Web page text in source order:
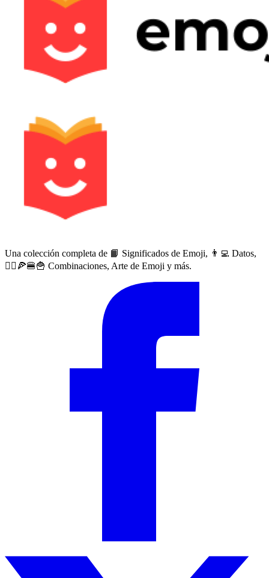
Una colección completa de 📙 Significados de Emoji, 👨‍💻 Datos,
🙅‍♀️🍕🍔🍟 Combinaciones, Arte de Emoji y más.